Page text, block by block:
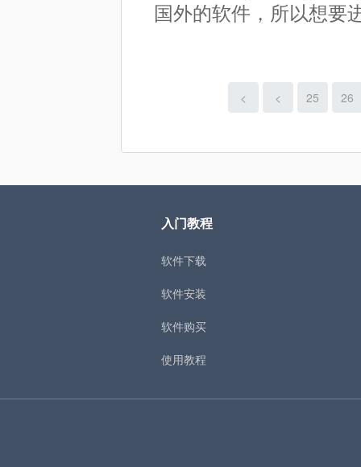
国外的软件，所以想
< < 25 26
入门教程
软件下载
软件安装
软件购买
使用教程